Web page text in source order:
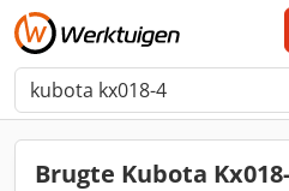
Brugte Kubota